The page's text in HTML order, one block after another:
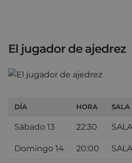
El jugador de ajedrez
DÍA HORA SALA
Sábado 13 22:30
Domingo 14 20:00